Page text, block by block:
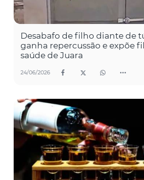
Desabafo de filho diante de
ganha repercussão e expõe
saúde de Juara
24/06/2026